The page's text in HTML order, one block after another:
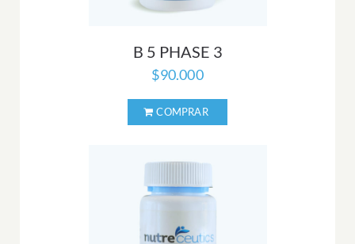
B 5 PHASE 3
$90.000